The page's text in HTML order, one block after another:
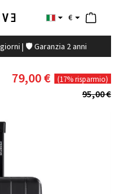
€
| 🛡️ Garanzia 2 anni
79,00 € (17% risparmio)
95,00 €